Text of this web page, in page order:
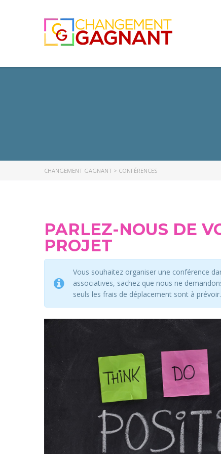
CHANGEMENT GAGNANT > CONFÉRENCES
PARLEZ-NOUS DE
PROJET
Vous souhaitez organiser une conférence
associatives, sachez que nous ne
seuls les frais de déplacement sont à prévoir.